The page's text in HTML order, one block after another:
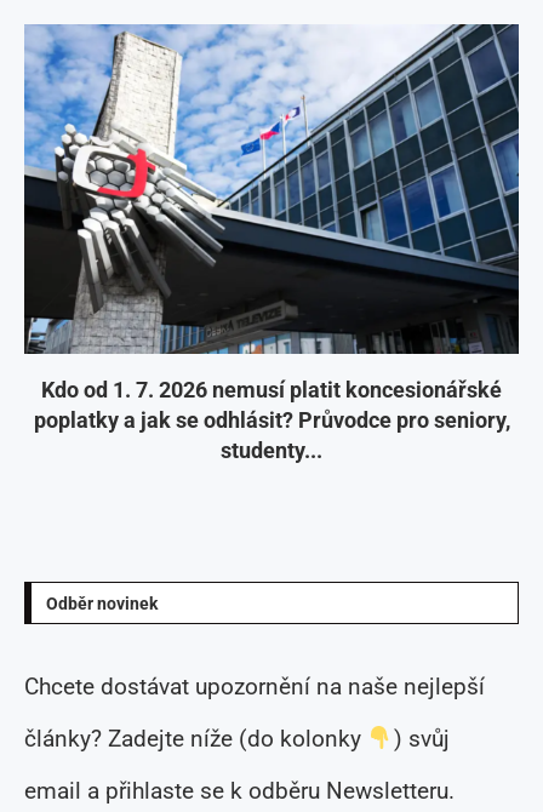
Kdo od 1. 7. 2026 nemusí platit koncesionářské
poplatky a jak se odhlásit? Průvodce pro seniory,
studenty...
Odběr novinek
Chcete dostávat upozornění na naše nejlepší
články? Zadejte níže (do kolonky
) svůj
email a přihlaste se k odběru Newsletteru.